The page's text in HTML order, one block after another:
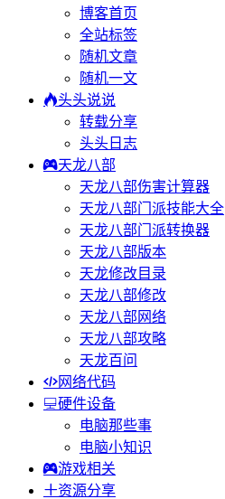
博客首页
全站标签
随机文章
随机一文
头头说说
转载分享
头头日志
天龙八部
天龙八部伤害计算器
天龙八部门派技能大全
天龙八部门派转换器
天龙八部版本
天龙修改目录
天龙八部修改
天龙八部网络
天龙八部攻略
天龙百问
网络代码
硬件设备
电脑那些事
电脑小知识
游戏相关
资源分享